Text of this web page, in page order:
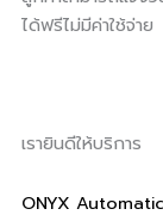
ได้ฟรีไม่มีค่าใช้จ่าย
เรายินดีให้บริการ
ONYX